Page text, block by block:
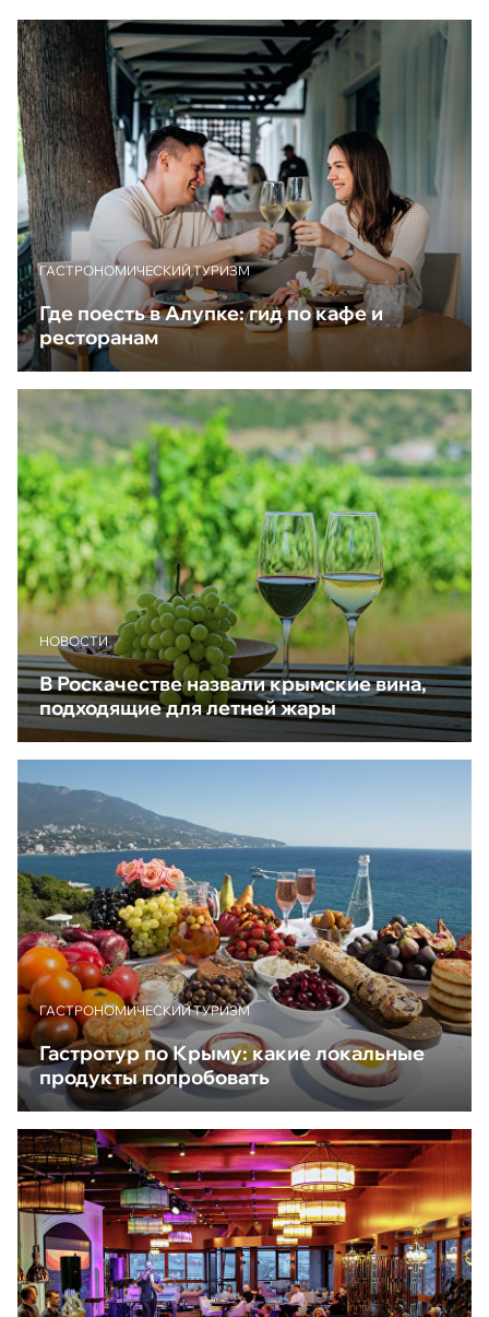
ГАСТРОНОМИЧЕСКИЙ ТУРИЗМ
Где поесть в Алупке: гид по кафе и
ресторанам
НОВОСТИ
В Роскачестве назвали крымские вина,
подходящие для летней жары
ГАСТРОНОМИЧЕСКИЙ ТУРИЗМ
Гастротур по Крыму: какие локальные
продукты попробовать